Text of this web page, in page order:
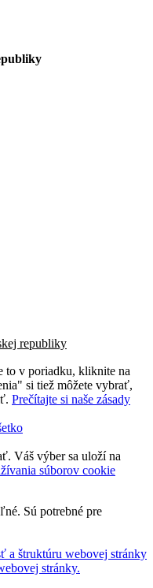
republiky
to v poriadku, kliknite na
si tiež môžete vybrať,
Prečítajte si naše zásady
Váš výber sa uloží na
súborov cookie
Sú potrebné pre
a štruktúru webovej stránky
stránky.